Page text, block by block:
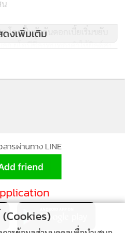
ก.โลกฟื้นตัวดันดอกเบี้ยเริ่มขยับ
จ.ยูโอบีชี้ลงทุนทองคำให้ยิลด์สูง
ดงเพิ่มเติม
ารผ่านทาง LINE
(Cookies)